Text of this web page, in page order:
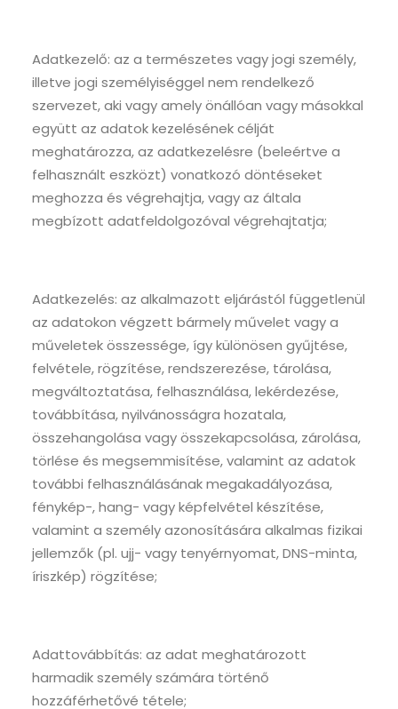
Adatkezelő: az a természetes vagy jogi személy,
illetve jogi személyiséggel nem rendelkező
szervezet, aki vagy amely önállóan vagy másokkal
együtt az adatok kezelésének célját
meghatározza, az adatkezelésre (beleértve a
felhasznált eszközt) vonatkozó döntéseket
meghozza és végrehajtja, vagy az általa
megbízott adatfeldolgozóval végrehajtatja;
Adatkezelés: az alkalmazott eljárástól függetlenül
az adatokon végzett bármely művelet vagy a
műveletek összessége, így különösen gyűjtése,
felvétele, rögzítése, rendszerezése, tárolása,
megváltoztatása, felhasználása, lekérdezése,
továbbítása, nyilvánosságra hozatala,
összehangolása vagy összekapcsolása, zárolása,
törlése és megsemmisítése, valamint az adatok
további felhasználásának megakadályozása,
fénykép-, hang- vagy képfelvétel készítése,
valamint a személy azonosítására alkalmas fizikai
jellemzők (pl. ujj- vagy tenyérnyomat, DNS-minta,
íriszkép) rögzítése;
Adattovábbítás: az adat meghatározott
harmadik személy számára történő
hozzáférhetővé tétele;